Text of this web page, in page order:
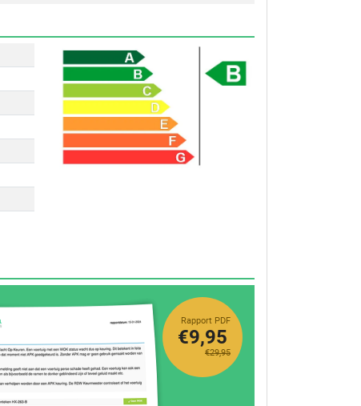
Rapport PDF
€29,95
€9,95